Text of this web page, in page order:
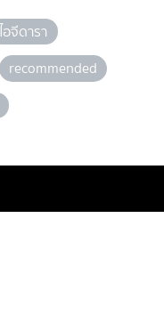
ไอจีดารา
recommended